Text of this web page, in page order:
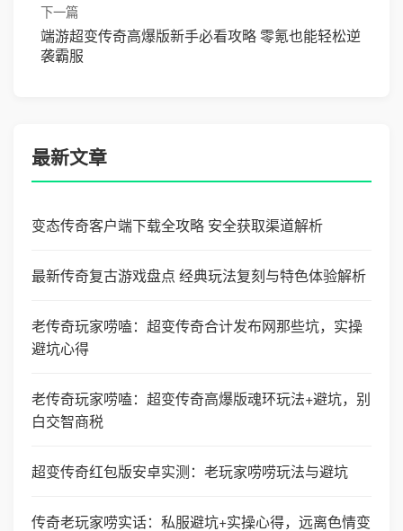
下一篇
端游超变传奇高爆版新手必看攻略 零氪也能轻松逆
袭霸服
最新文章
变态传奇客户端下载全攻略 安全获取渠道解析
最新传奇复古游戏盘点 经典玩法复刻与特色体验解析
老传奇玩家唠嗑：超变传奇合计发布网那些坑，实操
避坑心得
老传奇玩家唠嗑：超变传奇高爆版魂环玩法+避坑，别
白交智商税
超变传奇红包版安卓实测：老玩家唠唠玩法与避坑
传奇老玩家唠实话：私服避坑+实操心得，远离色情变